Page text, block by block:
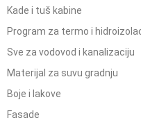
Kade i tuš kabine
Program za termo i
Sve za vodovod i kanalizaciju
Materijal za suvu gradnju
Boje i lakove
Fasade